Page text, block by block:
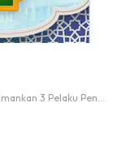
Narkoba Jenis Sabu